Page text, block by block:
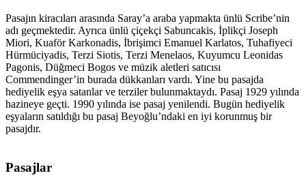
Pasajın kiracıları arasında Saray’a araba yapmakta ünlü Scribe’nin
adı geçmektedir. Ayrıca ünlü çiçekçi Sabuncakis, İplikçi Joseph
Miori, Kuaför Karkonadis, İbrişimci Emanuel Karlatos, Tuhafiyeci
Hürmüciyadis, Terzi Siotis, Terzi Menelaos, Kuyumcu Leonidas
Pagonis, Düğmeci Bogos ve müzik aletleri satıcısı
Commendinger’in burada dükkanları vardı. Yine bu pasajda
hediyelik eşya satanlar ve terziler bulunmaktaydı. Pasaj 1929 yılında
hazineye geçti. 1990 yılında ise pasaj yenilendi. Bugün hediyelik
eşyaların satıldığı bu pasaj Beyoğlu’ndaki en iyi korunmuş bir
pasajdır.
Pasajlar